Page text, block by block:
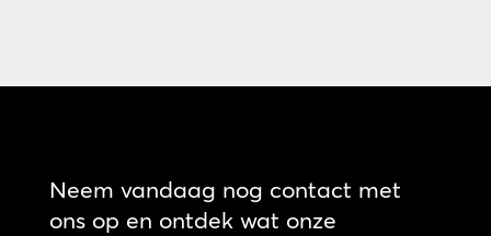
Neem vandaag nog contact met
ons op en ontdek wat onze